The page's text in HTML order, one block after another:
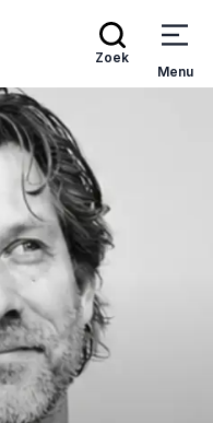
Zoek
Menu